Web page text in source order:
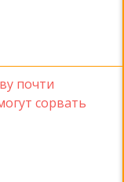
почти
сорвать